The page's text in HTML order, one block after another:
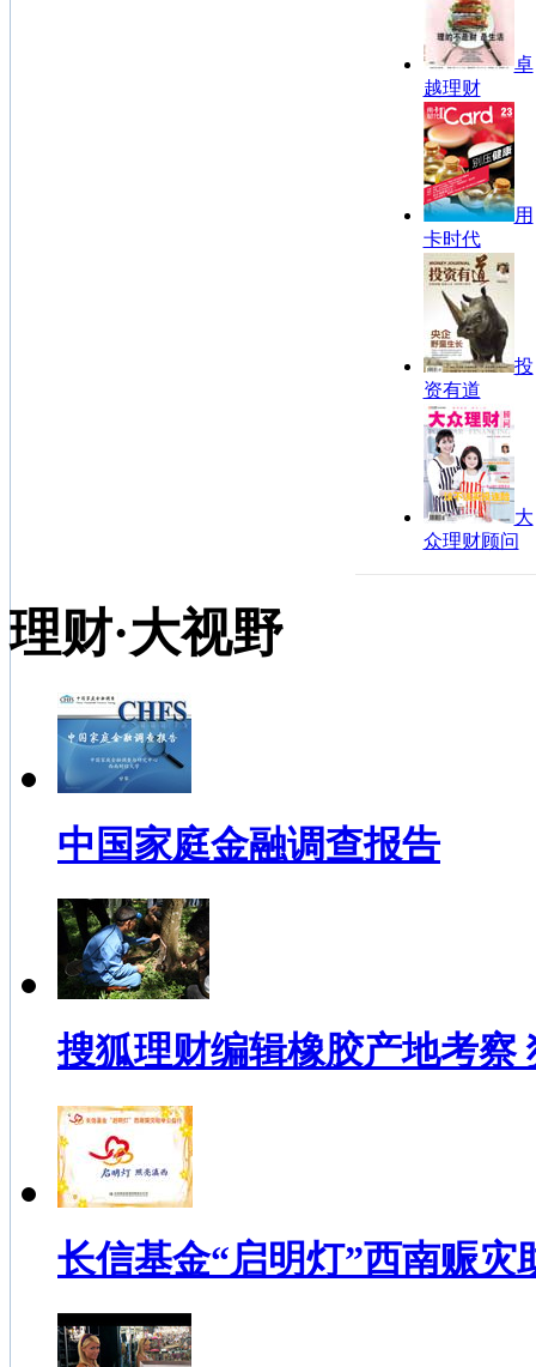
卓
越理财
用
卡时代
投
资有道
大
众理财顾问
理财·大视野
中国家庭金融调查报告
搜狐理财编辑橡胶产地考察
长信基金“启明灯”西南赈灾